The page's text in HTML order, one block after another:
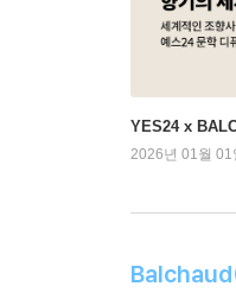
YES24 x
2026년 01월 01